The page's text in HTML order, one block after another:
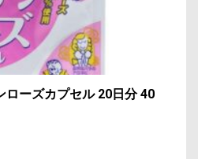
ローズカプセル 20日分 40